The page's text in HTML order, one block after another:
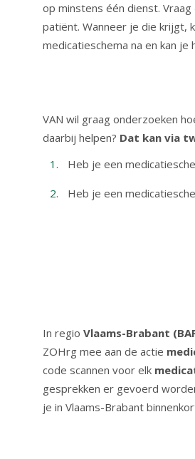
op minstens één dienst.
patiënt. Wanneer je die krijgt,
medicatieschema na en kan je
VAN wil graag onderzoeken
daarbij helpen? Dat kan via
Heb je een
Heb je een
In regio Vlaams-Brabant
ZOHrg mee aan de actie
code scannen voor elk
gesprekken er gevoerd
je in Vlaams-Brabant